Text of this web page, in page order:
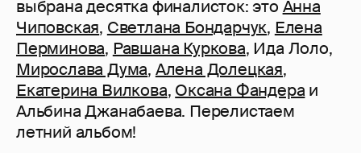
выбрана десятка финалисток: это Анна
Чиповская, Светлана Бондарчук, Елена
Перминова, Равшана Куркова, Ида Лоло,
Мирослава Дума, Алена Долецкая,
Екатерина Вилкова, Оксана Фандера и
Альбина Джанабаева. Перелистаем
летний альбом!